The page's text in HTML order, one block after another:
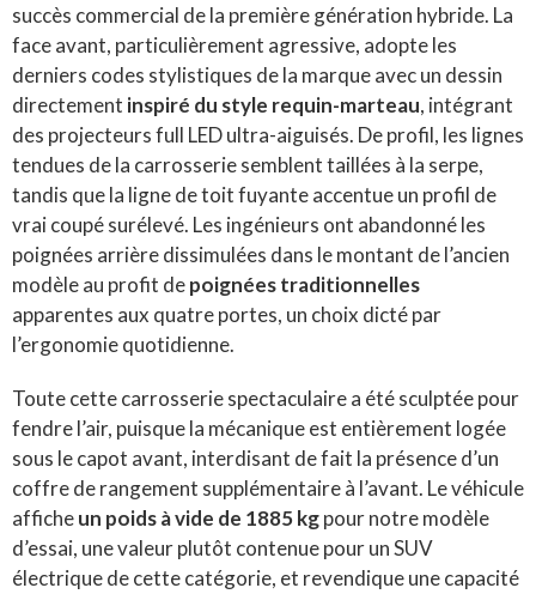
succès commercial de la première génération hybride. La
face avant, particulièrement agressive, adopte les
derniers codes stylistiques de la marque avec un dessin
directement inspiré du style requin-marteau, intégrant
des projecteurs full LED ultra-aiguisés. De profil, les lignes
tendues de la carrosserie semblent taillées à la serpe,
tandis que la ligne de toit fuyante accentue un profil de
vrai coupé surélevé. Les ingénieurs ont abandonné les
poignées arrière dissimulées dans le montant de l’ancien
modèle au profit depoignées traditionnelles
apparentes aux quatre portes, un choix dicté par
l’ergonomie quotidienne.
Toute cette carrosserie spectaculaire a été sculptée pour
fendre l’air, puisque la mécanique est entièrement logée
sous le capot avant, interdisant de fait la présence d’un
coffre de rangement supplémentaire à l’avant. Le véhicule
afficheun poids à vide de 1885 kgpour notre modèle
d’essai, une valeur plutôt contenue pour un SUV
électrique de cette catégorie, et revendique une capacité